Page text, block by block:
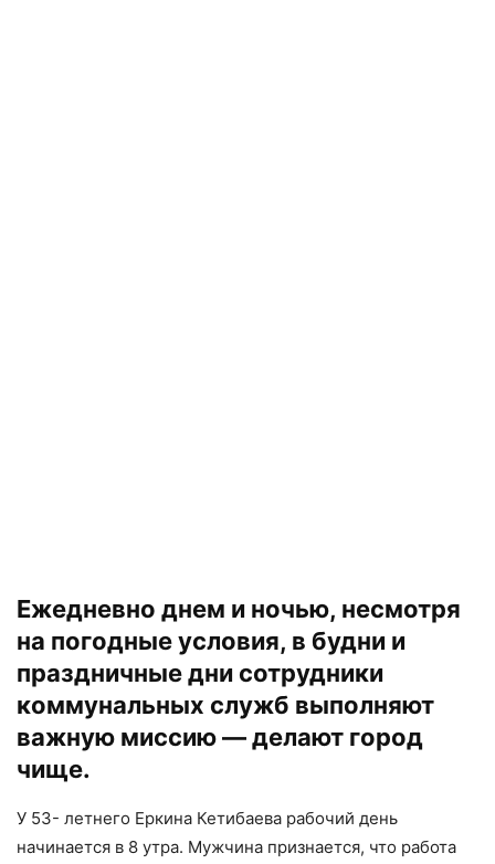
Ежедневно днем и ночью, несмотря
на погодные условия, в будни и
праздничные дни сотрудники
коммунальных служб выполняют
важную миссию — делают город
чище.
У 53- летнего Еркина Кетибаева рабочий день
начинается в 8 утра. Мужчина признается, что работа